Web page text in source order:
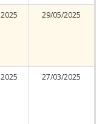
2025 29/05/2025
2025 27/03/2025